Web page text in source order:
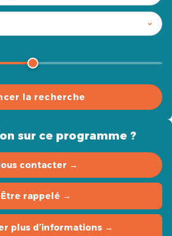
la recherche
sur ce programme ?
contacter →
Être rappelé →
plus d’informations →